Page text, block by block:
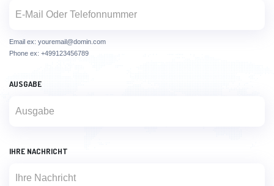
Email ex: youremail@domin.com
Phone ex: +499123456789
AUSGABE
IHRE NACHRICHT